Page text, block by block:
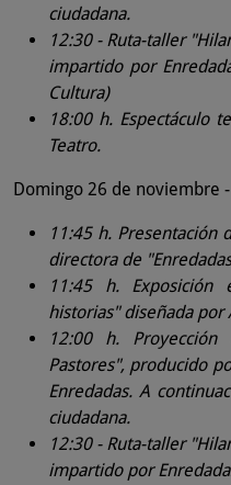
ciudadana.
12:30 - Ruta-taller
impartido por
Cultura)
18:00 h. Espectáculo
Teatro.
Domingo 26 de noviembre
11:45 h. Presentación
directora de
11:45 h.
historias" diseñada por
12:00 h.
Pastores", producido
Enredadas. A
ciudadana.
12:30 - Ruta-taller
impartido por